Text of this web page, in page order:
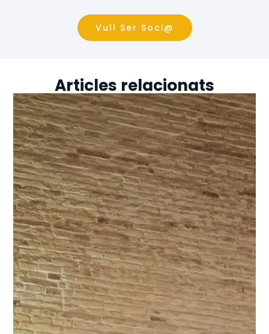
Vull Ser Soci@
Articles relacionats